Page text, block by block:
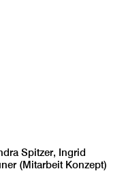
Spitzer, Ingrid
(Mitarbeit Konzept)